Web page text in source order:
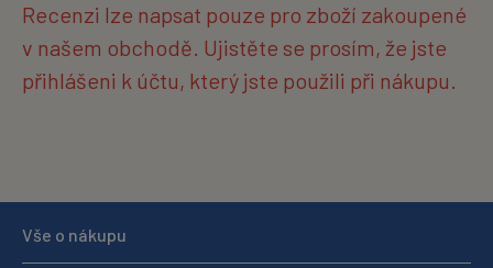
Recenzi lze napsat pouze pro zboží zakoupené
v našem obchodě. Ujistěte se prosím, že jste
přihlášeni k účtu, který jste použili při nákupu.
Vše o nákupu